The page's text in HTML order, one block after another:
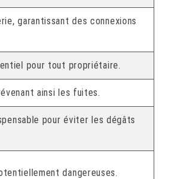
garantissant des connexions
pour tout propriétaire.
ainsi les fuites.
pour éviter les dégâts
dangereuses.